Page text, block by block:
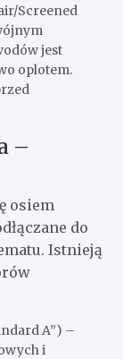
Screened
jest
oplotem.
–
osiem
do
Istnieją
A”) –
i